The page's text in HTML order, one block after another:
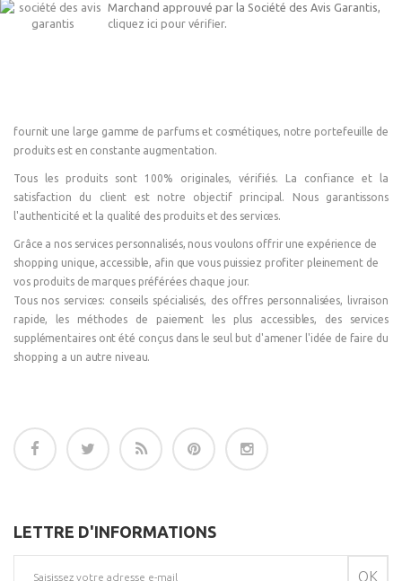
Marchand approuvé par la Société des Avis Garantis,
cliquez ici pour vérifier.
fournit une large gamme de parfums et cosmétiques, notre portefeuille de
produits est en constante augmentation.
Tous les produits sont 100% originales, vérifiés. La confiance et la
satisfaction du client est notre objectif principal. Nous garantissons
l'authenticité et la qualité des produits et des services.
Grâce a nos services personnalisés, nous voulons offrir une expérience de
shopping unique, accessible, afin que vous puissiez profiter pleinement de
vos produits de marques préférées chaque jour.
Tous nos services: conseils spécialisés, des offres personnalisées, livraison
rapide, les méthodes de paiement les plus accessibles, des services
supplémentaires ont été conçus dans le seul but d'amener l'idée de faire du
shopping a un autre niveau.
LETTRE D'INFORMATIONS
OK